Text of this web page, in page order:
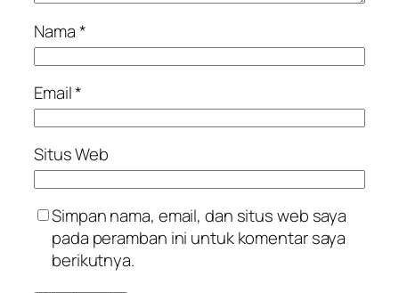
Nama*
Email*
Situs Web
Simpan nama, email, dan situs web saya
pada peramban ini untuk komentar saya
berikutnya.